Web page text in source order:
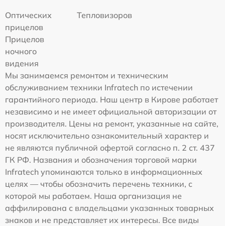
Оптических
прицелов
Тепловизоров
Прицелов
ночного
видения
Мы занимаемся ремонтом и техническим
обслуживанием техники Infratech по истечении
гарантийного периода. Наш центр в Кирове работает
независимо и не имеет официальной авторизации от
производителя. Цены на ремонт, указанные на сайте,
носят исключительно ознакомительный характер и
не являются публичной офертой согласно п. 2 ст. 437
ГК РФ. Названия и обозначения торговой марки
Infratech упоминаются только в информационных
целях — чтобы обозначить перечень техники, с
которой мы работаем. Наша организация не
аффилирована с владельцами указанных товарных
знаков и не представляет их интересы. Все виды